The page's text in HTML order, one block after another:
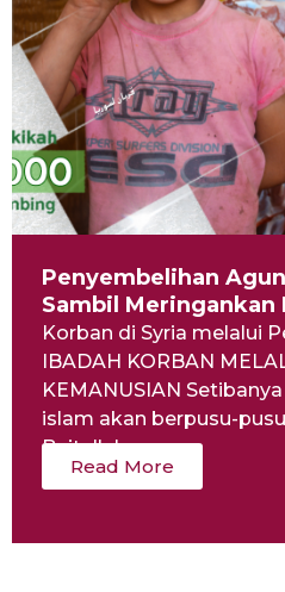
Penyembelihan
Sambil Meringankan
Korban di Syria melalui
IBADAH KORBAN
KEMANUSIAN
islam akan berpusu-
Baitullah...
Read More